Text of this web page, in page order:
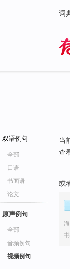
词
双语例句
全部
口语
书面语
论文
原声例句
全部
音频例句
视频例句
当
查
或